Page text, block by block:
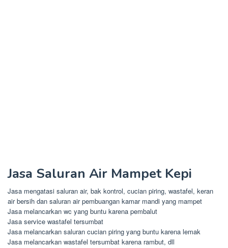
Jasa Saluran Air Mampet Kepi
Jasa mengatasi saluran air, bak kontrol, cucian piring, wastafel, keran
air bersih dan saluran air pembuangan kamar mandi yang mampet
Jasa melancarkan wc yang buntu karena pembalut
Jasa service wastafel tersumbat
Jasa melancarkan saluran cucian piring yang buntu karena lemak
Jasa melancarkan wastafel tersumbat karena rambut, dll